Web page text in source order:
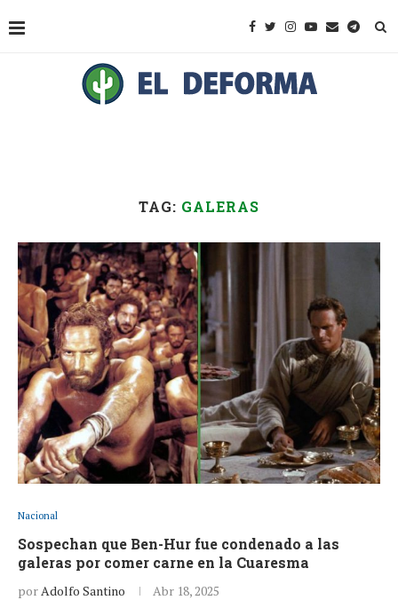
TAG: GALERAS
Nacional
Sospechan que Ben-Hur fue condenado a las
galeras por comer carne en la Cuaresma
porAdolfo Santino Abr 18, 2025